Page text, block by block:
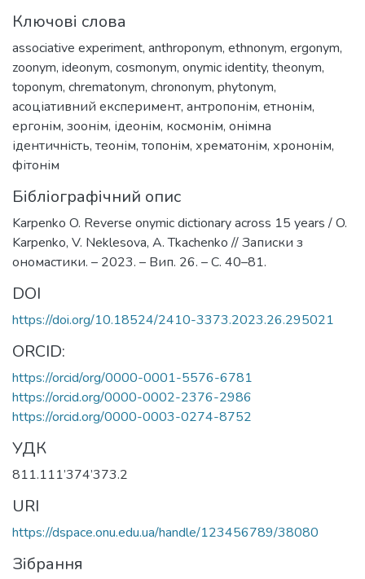
Ключові слова
associative experiment, anthroponym, ethnonym, ergonym,
zoonym, ideonym, cosmonym, onymic identity, theonym,
toponym, chrematonym, chrononym, phytonym,
асоціативний експеримент, антропонім, етнонім,
ергонім, зоонім, ідеонім, космонім, онімна
ідентичність, теонім, топонім, хрематонім, хрононім,
фітонім
Бібліографічний опис
Karpenko O. Reverse onymic dictionary across 15 years / O.
Karpenko, V. Neklesova, A. Tkachenko // Записки з
ономастики. – 2023. – Вип. 26. – C. 40–81.
DOI
https://doi.org/10.18524/2410-3373.2023.26.295021
ORCID:
https://orcid/org/0000-0001-5576-6781
https://orcid.org/0000-0002-2376-2986
https://orcid.org/0000-0003-0274-8752
УДК
811.111’374’373.2
URI
https://dspace.onu.edu.ua/handle/123456789/38080
Зібрання